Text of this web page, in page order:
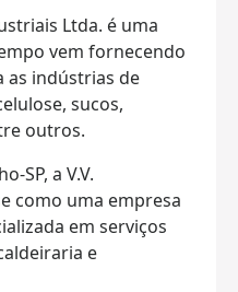
Ltda. é uma
vem fornecendo
as indústrias de
sucos,
outros.
SP, a V.V.
como uma empresa
em serviços
e